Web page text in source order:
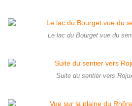
Le lac du Bourget vue du
Suite du sentier vers